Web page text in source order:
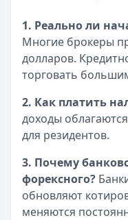
1. Реально ли
Многие брокеры
долларов.
торговать
2. Как платить
доходы
для резидентов.
3. Почему
форексного?
обновляют
меняются